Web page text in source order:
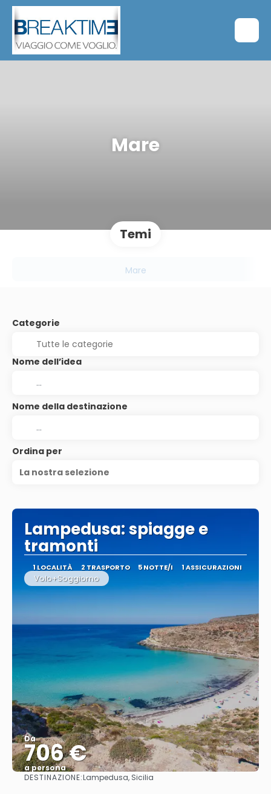
Mare
Temi
Mare
Categorie
Nome dell’idea
Nome della destinazione
Ordina per
La nostra selezione
Lampedusa: spiagge e
tramonti
1 LOCALITÀ 2 TRASPORTO 5 NOTTE/I 1 ASSICURAZIONI
Volo+Soggiorno
Da
706 €
a persona
Vedere
DESTINAZIONE:Lampedusa, Sicilia